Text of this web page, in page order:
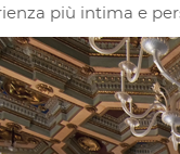
più intima e